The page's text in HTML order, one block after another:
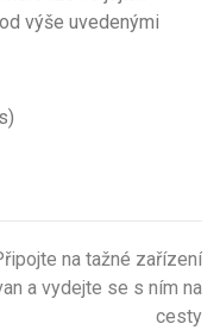
výše uvedenými
na tažné zařízení
a vydejte se s ním na
cesty